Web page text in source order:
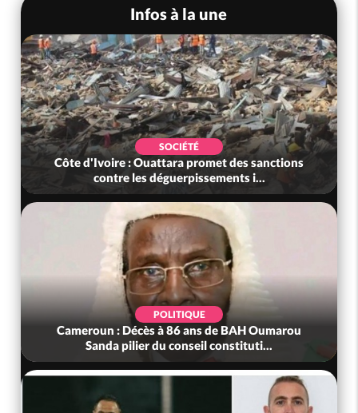
Infos à la une
SOCIÉTÉ
Côte d'Ivoire : Ouattara promet des sanctions
contre les déguerpissements i...
POLITIQUE
Cameroun : Décès à 86 ans de BAH Oumarou
Sanda pilier du conseil constituti...